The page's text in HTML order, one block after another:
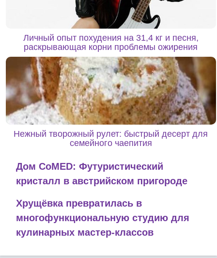
Личный опыт похудения на 31,4 кг и песня,
раскрывающая корни проблемы ожирения
Нежный творожный рулет: быстрый десерт для
семейного чаепития
Дом CoMED: Футуристический
кристалл в австрийском пригороде
Хрущёвка превратилась в
многофункциональную студию для
кулинарных мастер-классов